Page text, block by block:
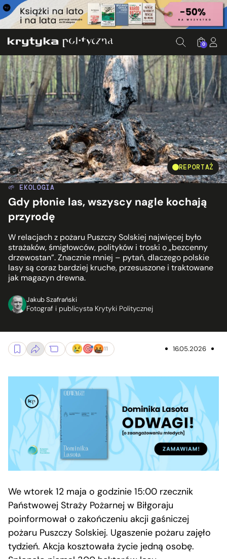
0
🌱 EKOLOGIA
Gdy płonie las, wszyscy nagle kochają
przyrodę
W relacjach z pożaru Puszczy Solskiej najwięcej było
strażaków, śmigłowców, polityków i troski o „bezcenny
drzewostan”. Znacznie mniej – pytań, dlaczego polskie
lasy są coraz bardziej kruche, przesuszone i traktowane
jak magazyn drewna.
Jakub Szafrański
Fotograf i publicysta Krytyki Politycznej
REPORTAŻ
Spalony las w okolicach miejscowości Rudka
11 16.05.2026
We wtorek 12 maja o godzinie 15:00 rzecznik
Państwowej Straży Pożarnej w Biłgoraju
poinformował o zakończeniu akcji gaśniczej
pożaru Puszczy Solskiej. Ugaszenie pożaru zajęło
tydzień. Akcja kosztowała życie jedną osobę.